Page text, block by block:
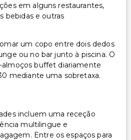
em alguns restaurantes,
bebidas e outras
um copo entre dois dedos
ou no bar junto à piscina. O
buffet diariamente
mediante uma sobretaxa.
incluem uma receção
multilingue e
Entre os espaços para